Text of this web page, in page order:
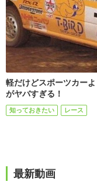
軽だけどスポーツカー
がヤバすぎる！
知っておきたい レース
最新動画